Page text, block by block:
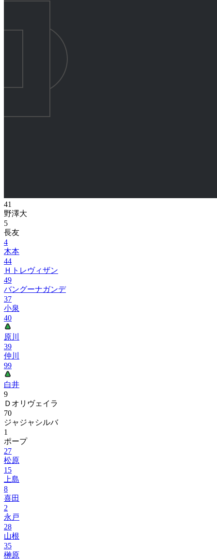
41
野澤大
5
長友
4
木本
44
Ｈトレヴィザン
49
バングーナガンデ
37
小泉
40
原川
39
仲川
99
白井
9
Ｄオリヴェイラ
70
ジャジャシルバ
1
ポープ
27
松原
15
上島
8
喜田
2
永戸
28
山根
35
榊原